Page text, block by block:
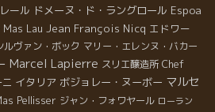
ール ドメーヌ・ド・ラングロール Espoa
Mas Lau Jean François Nicq エドワー
ルヴァン・ボック マリー・エレンヌ・バカー
Marcel Lapierre スリエ醸造所 Chef
イタリア ボジョレー・ヌーボー マルセ
Pellisser ジャン・フォワヤール ローラン